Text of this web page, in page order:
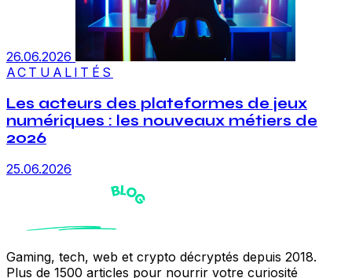
26.06.2026
ACTUALITÉS
Les acteurs des plateformes de jeux
numériques : les nouveaux métiers de
2026
25.06.2026
Gaming, tech, web et crypto décryptés depuis 2018.
Plus de 1500 articles pour nourrir votre curiosité